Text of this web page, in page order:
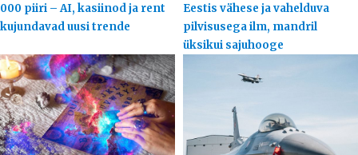
000 piiri – AI, kasiinod ja rent
kujundavad uusi trende
Eestis vähese ja vahelduva
pilvisusega ilm, mandril
üksikui sajuhooge